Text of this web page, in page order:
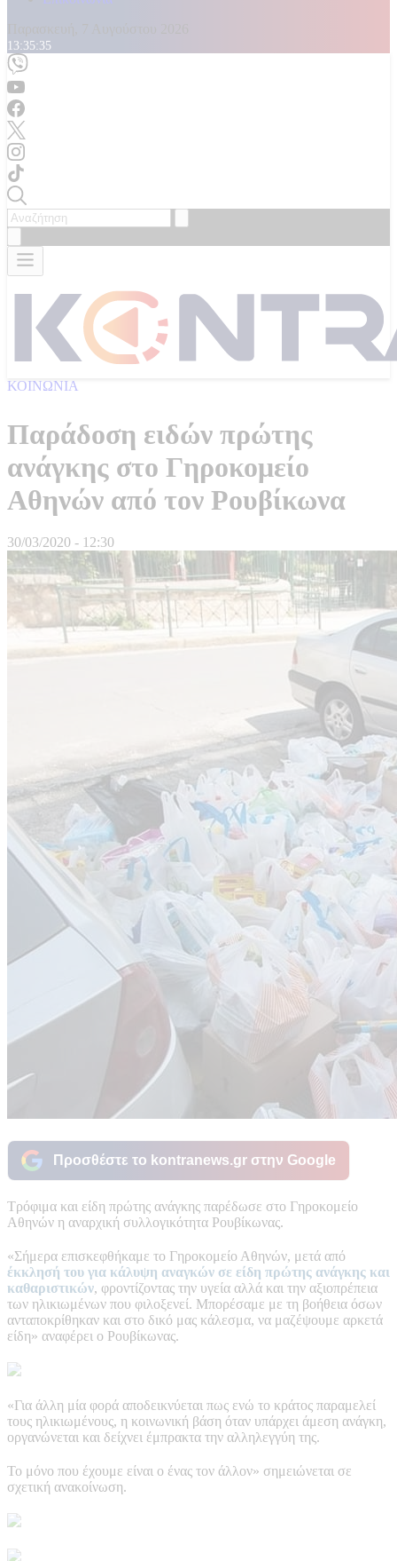
13:35:37
ΚΟΙΝΩΝΙΑ
Παράδοση ειδών πρώτης
ανάγκης στο Γηροκομείο
Αθηνών από τον Ρουβίκωνα
30/03/2020 - 12:30
Προσθέστε το kontranews.gr στην Google
Τρόφιμα και είδη πρώτης ανάγκης παρέδωσε στο Γηροκομείο
Αθηνών η αναρχική συλλογικότητα Ρουβίκωνας.
«Σήμερα επισκεφθήκαμε το Γηροκομείο Αθηνών, μετά από
έκκλησή του για κάλυψη αναγκών σε είδη πρώτης ανάγκης και
καθαριστικών, φροντίζοντας την υγεία αλλά και την αξιοπρέπεια
των ηλικιωμένων που φιλοξενεί. Μπορέσαμε με τη βοήθεια όσων
ανταποκρίθηκαν και στο δικό μας κάλεσμα, να μαζέψουμε αρκετά
είδη» αναφέρει ο Ρουβίκωνας.
«Για άλλη μία φορά αποδεικνύεται πως ενώ το κράτος παραμελεί
τους ηλικιωμένους, η κοινωνική βάση όταν υπάρχει άμεση ανάγκη,
οργανώνεται και δείχνει έμπρακτα την αλληλεγγύη της.
Το μόνο που έχουμε είναι ο ένας τον άλλον» σημειώνεται σε
σχετική ανακοίνωση.